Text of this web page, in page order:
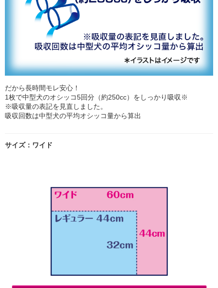
だから長時間モレ安心！
1枚で中型犬のオシッコ5回分（約250cc）をしっかり吸収※
※吸収量の表記を見直しました。
吸収回数は中型犬の平均オシッコ量から算出
サイズ：ワイド